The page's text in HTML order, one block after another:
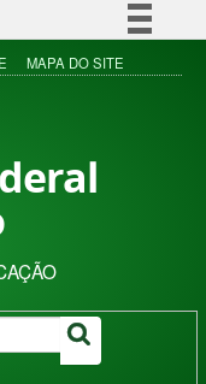
Simplifique!
à informação
MAPA DO SITE